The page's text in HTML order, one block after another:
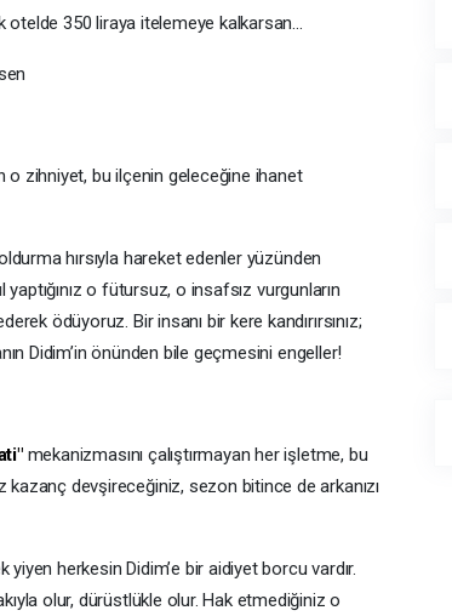
otelde 350 liraya itelemeye kalkarsan...
zihniyet, bu ilçenin geleceğine ihanet
hırsıyla hareket edenler yüzünden
yaptığınız o fütursuz, o insafsız vurgunların
ödüyoruz. Bir insanı bir kere kandırırsınız;
Didim’in önünden bile geçmesini engeller!
mekanizmasını çalıştırmayan her işletme, bu
devşireceğiniz, sezon bitince de arkanızı
herkesin Didim’e bir aidiyet borcu vardır.
olur, dürüstlükle olur. Hak etmediğiniz o